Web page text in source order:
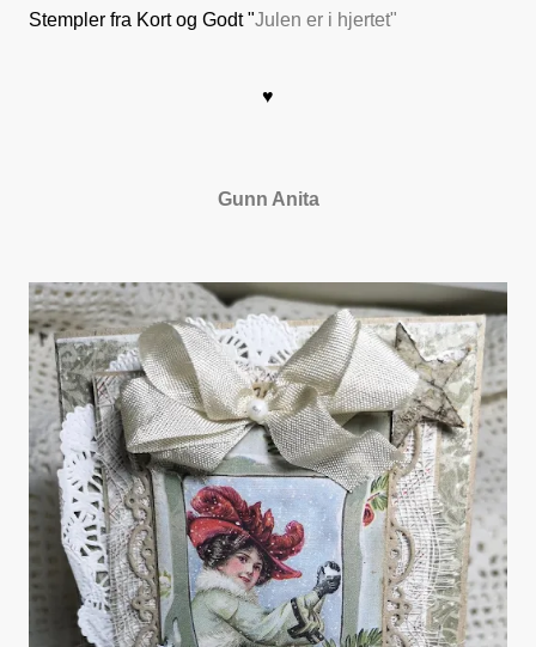
Stempler fra Kort og Godt "Julen er i hjertet"
♥
Gunn Anita